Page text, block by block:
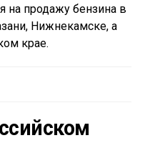
на продажу бензина в
Нижнекамске, а
крае.